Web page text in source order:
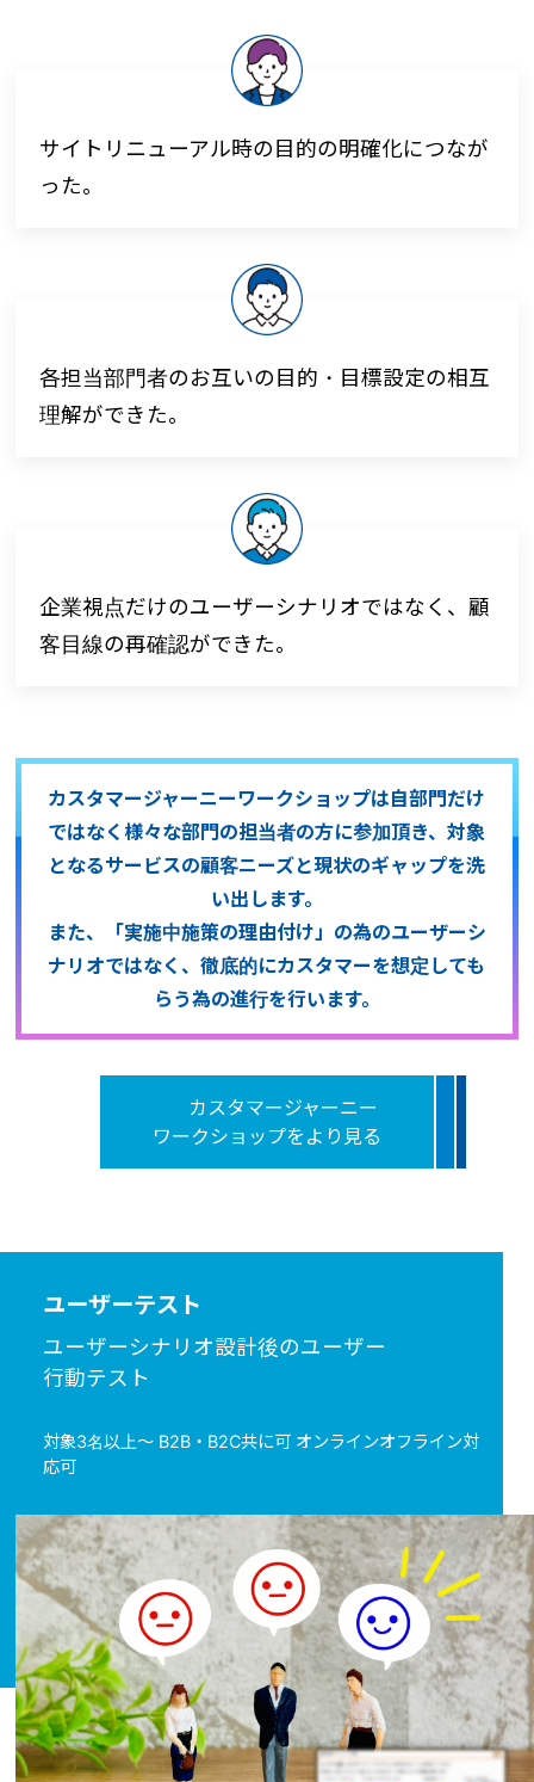
サイトリニューアル時の目的の明確化につなが
った。
各担当部門者のお互いの目的・目標設定の相互
理解ができた。
企業視点だけのユーザーシナリオではなく、顧
客目線の再確認ができた。
カスタマージャーニーワークショップは自部門だけ
ではなく様々な部門の担当者の方に参加頂き、対象
となるサービスの顧客ニーズと現状のギャップを洗
い出します。
また、「実施中施策の理由付け」の為のユーザーシ
ナリオではなく、徹底的にカスタマーを想定しても
らう為の進行を行います。
カスタマージャーニー
ワークショップをより見る
ユーザーテスト
ユーザーシナリオ設計後のユーザー
行動テスト
対象3名以上～ B2B・B2C共に可 オンラインオフライン対
応可